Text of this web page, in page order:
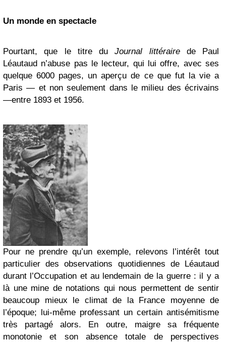
Un monde en spectacle
Pourtant, que le titre duJournal littérairede Paul
Léautaud n’abuse pas le lecteur, qui lui offre, avec ses
quelque 6000 pages, un aperçu de ce que fut la vie a
Paris — et non seulement dans le milieu des écrivains
—entre 1893 et 1956.
Pour ne prendre qu’un exemple, relevons l’intérêt tout
particulier des observations quotidiennes de Léautaud
durant l’Occupation et au lendemain de la guerre : il y a
là une mine de notations qui nous permettent de sentir
beaucoup mieux le climat de la France moyenne de
l’époque; lui-même professant un certain antisémitisme
très partagé alors. En outre, maigre sa fréquente
monotonie et son absence totale de perspectives